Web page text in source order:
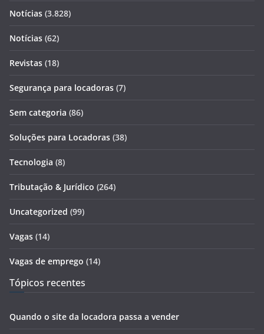
Notícias (3.828)
Notícias (62)
Revistas (18)
Segurança para locadoras (7)
Sem categoria (86)
Soluções para Locadoras (38)
Tecnologia (8)
Tributação & Jurídico (264)
Uncategorized (99)
Vagas (14)
Vagas de emprego (14)
Tópicos recentes
Quando o site da locadora passa a vender